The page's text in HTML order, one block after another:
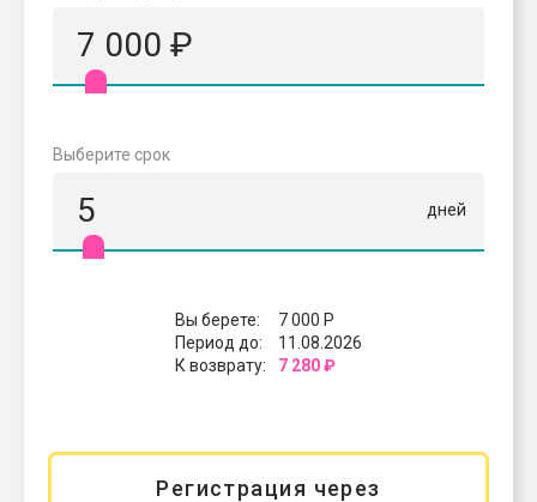
7 000 ₽
Выберите срок
5 дней
Вы берете: 7 000 Р
Период до:
11.08.2026
К возврату:
7 280₽
Регистрация через